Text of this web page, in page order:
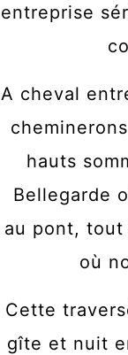
entreprise
A cheval
hauts
Bellegarde
au pont,
où
Cette
gîte et nuit